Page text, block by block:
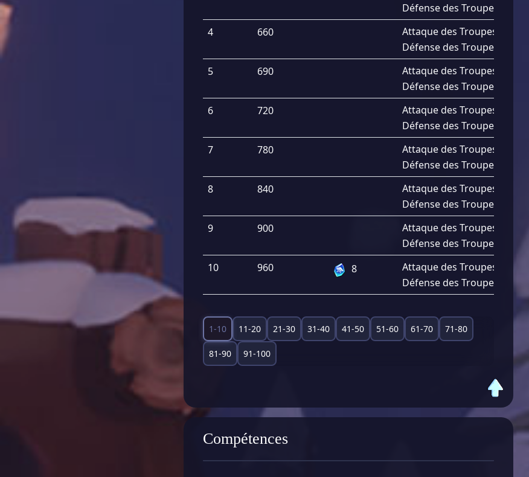
Défense des Troupes
4
660 Attaque des Troupes
Défense des Troupes
5
690 Attaque des Troupes
Défense des Troupes
6
720 Attaque des Troupes
Défense des Troupes
7
780 Attaque des Troupes
Défense des Troupes
8
840 Attaque des Troupes
Défense des Troupes
9
900 Attaque des Troupes
Défense des Troupes
10
960 8 Attaque des Troupes
Défense des Troupes
1-10 11-20 21-30 31-40 41-50 51-60 61-70 71-80
81-90 91-100
Compétences